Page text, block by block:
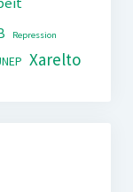
Repression
Xarelto